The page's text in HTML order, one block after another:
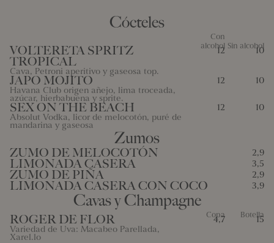
2 Crustáceos
8 Frutos de cáscara
9 Apio 10 Mostaza 12 Sulfitos
13 Altramuces 14 Moluscos
Cócteles
Con
alcohol Sin alcohol
VOLTERETA SPRITZ
TROPICAL
Cava, Petroni aperitivo y gaseosa top.
12 10
JAPO MOJITO
Havana Club origen añejo, lima troceada,
azúcar, hierbabuena y sprite.
12 10
SEX ON THE BEACH
Absolut Vodka, licor de melocotón, puré de
mandarina y gaseosa
12 10
Zumos
ZUMO DE MELOCOTÓN 2,9
LIMONADA CASERA 3,5
ZUMO DE PIÑA 2,9
LIMONADA CASERA CON COCO 3,9
Cavas y Champagne
Copa Botella
ROGER DE FLOR
Variedad de Uva: Macabeo Parellada,
Xarel.lo
4,7 15